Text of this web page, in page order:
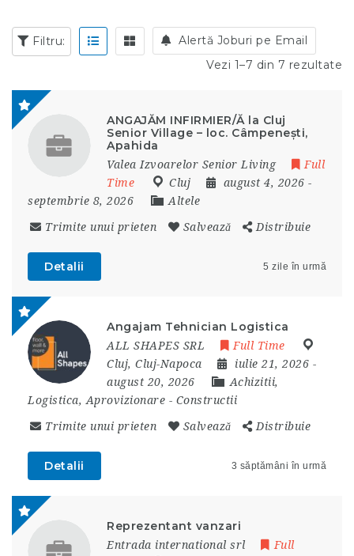
Filtru:
Alertă Joburi pe Email
Vezi 1–7 din 7 rezultate
ANGAJĂM INFIRMIER/Ă la Cluj
Senior Village – loc. Câmpenești,
Apahida
Valea Izvoarelor Senior Living
Full
Time
Cluj august 4, 2026 -
septembrie 8, 2026
Altele
Trimite unui prieten Salvează Distribuie
Detalii 5 zile în urmă
Angajam Tehnician Logistica
ALL SHAPES SRL
Full Time
Cluj, Cluj-Napoca iulie 21, 2026 -
august 20, 2026
Achizitii,
Logistica, Aprovizionare - Constructii
Trimite unui prieten Salvează Distribuie
Detalii 3 săptămâni în urmă
Reprezentant vanzari
Entrada international srl
Full